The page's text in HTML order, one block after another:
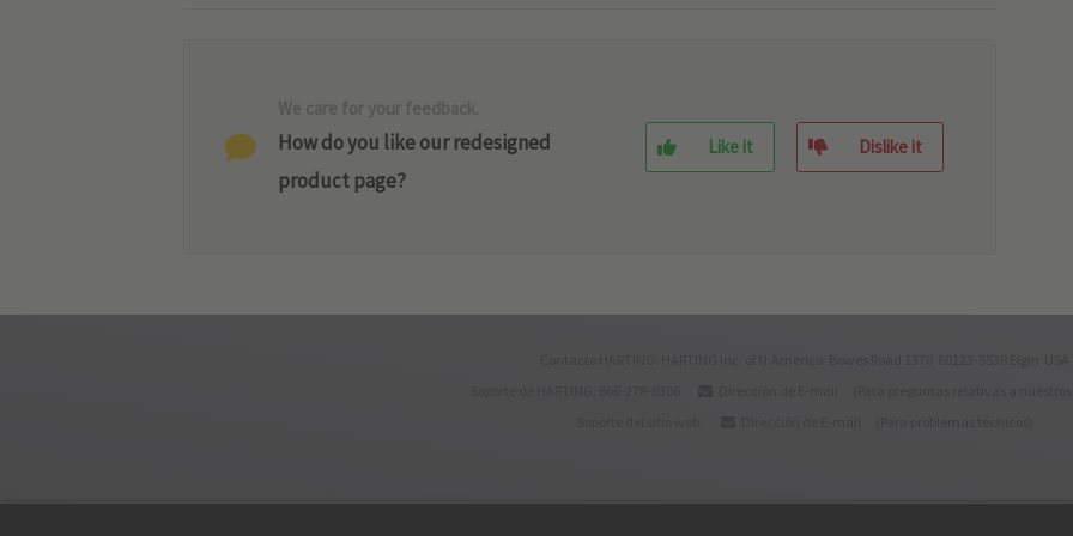
How do you like our redesigned
product page?
Like it Dislike it